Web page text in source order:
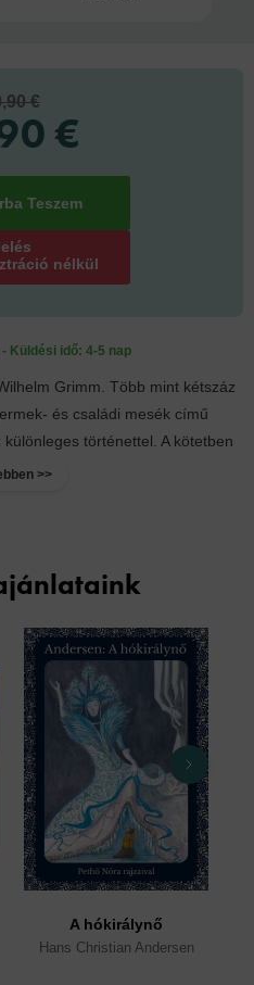
Grimm. Több mint kétszáz
és családi mesék című
történettel. A kötetben
>>
Küldési idő: 4-5 nap
€
€
nélkül
A hókirálynő
Hans Christian Andersen